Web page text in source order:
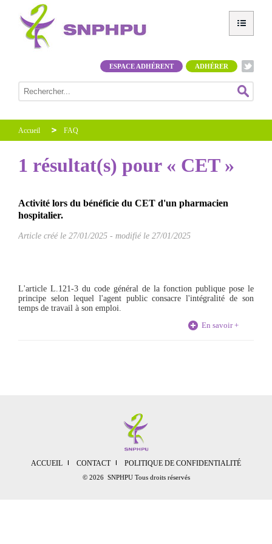
ADHÉRER
ESPACE ADHÉRENT
Accueil FAQ
1 résultat(s) pour « CET »
Activité lors du bénéficie du CET d'un pharmacien
hospitalier.
Article créé le 27/01/2025 - modifié le 27/01/2025
L'article L.121-3 du code général de la fonction publique pose le
principe selon lequel l'agent public consacre l'intégralité de son
temps de travail à son emploi.
En savoir +
ACCUEIL CONTACT POLITIQUE DE CONFIDENTIALITÉ
© 2026 SNPHPU Tous droits réservés